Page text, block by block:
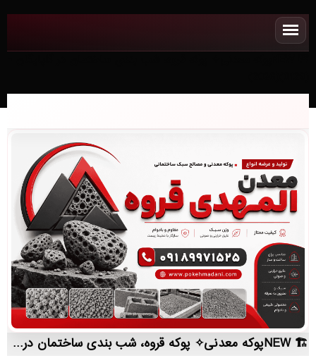
NEWپوکه معدنی✧ پوکه قروه، شب بندی ساختمان در گلپايگان | لیست قیمت روز و خرید مستقیم ، مناسب تر از نمایندگی شهرستان ها